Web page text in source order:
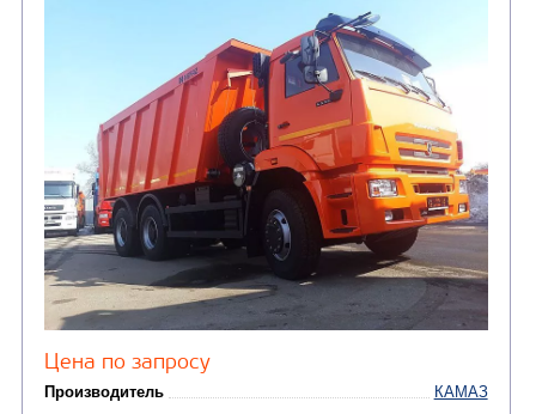
от 5 100 000₽
Производитель
Экологический класс
Грузоподъемность, кг
Вместимость кузова, м3